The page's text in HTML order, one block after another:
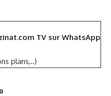
TV sur WhatsApp
plans,..)